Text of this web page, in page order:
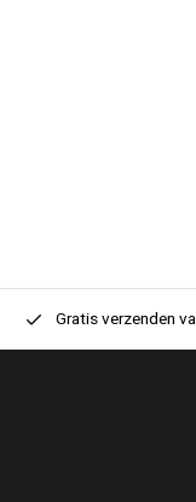
Gratis verzenden